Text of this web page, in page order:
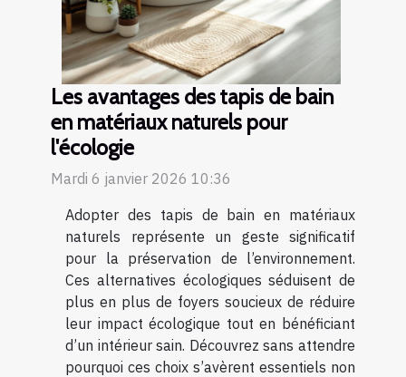
Les avantages des tapis de bain
en matériaux naturels pour
l'écologie
Mardi 6 janvier 2026 10:36
Adopter des tapis de bain en matériaux
naturels représente un geste significatif
pour la préservation de l’environnement.
Ces alternatives écologiques séduisent de
plus en plus de foyers soucieux de réduire
leur impact écologique tout en bénéficiant
d’un intérieur sain. Découvrez sans attendre
pourquoi ces choix s’avèrent essentiels non